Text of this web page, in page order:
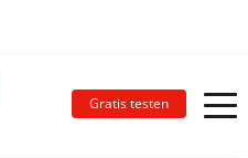
Gratis testen